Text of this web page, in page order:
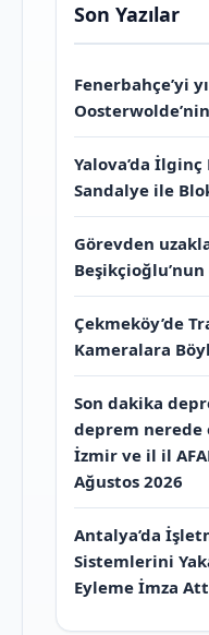
Son Yazılar
Fenerbahçe’yi
Yalova’da
Sandalye ile
Görevden
Çekmeköy’de
Kameralara
Son dakika
deprem nerede
İzmir ve il il
Ağustos 2026
Antalya’da
Sistemlerini
Eyleme İmza